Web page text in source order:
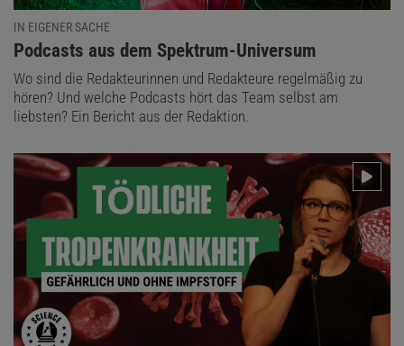
IN EIGENER SACHE
:
Podcasts aus dem Spektrum-Universum
Wo sind die Redakteurinnen und Redakteure regelmäßig zu
hören? Und welche Podcasts hört das Team selbst am
liebsten? Ein Bericht aus der Redaktion.